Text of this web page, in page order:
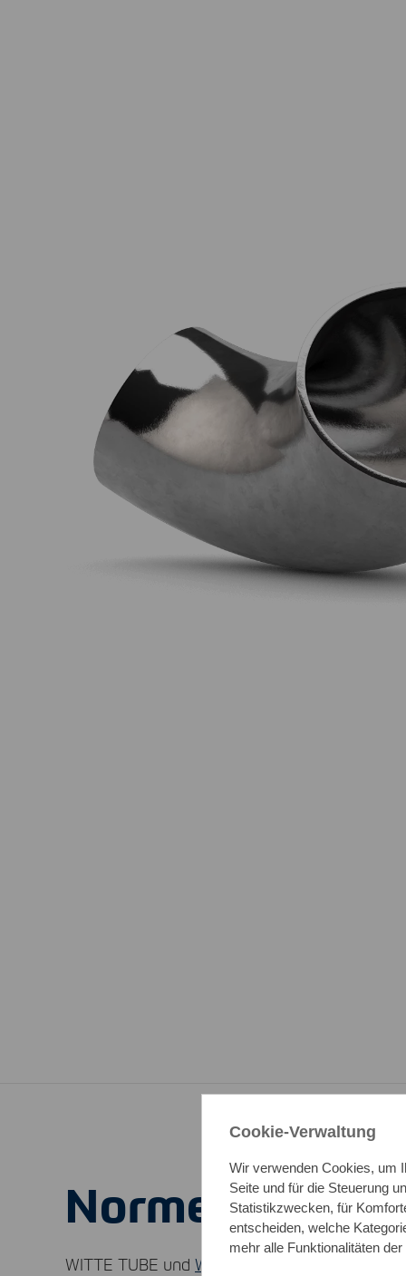
Normen &
WITTE TUBE und WITTE
liefern
Cookie-Verwaltung
Wir verwenden Cookies, um
Seite und für die Steuerung
Statistikzwecken, für
entscheiden, welche
mehr alle Funktionalitäten